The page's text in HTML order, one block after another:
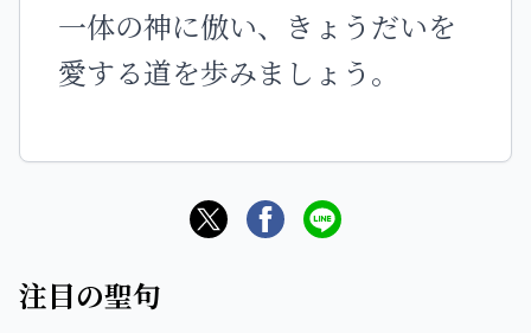
一体の神に倣い、きょうだいを
愛する道を歩みましょう。
注目の聖句